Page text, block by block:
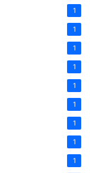
1
1
1
1
1
1
1
1
1